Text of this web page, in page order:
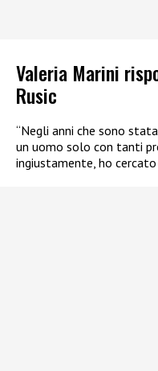
Valeria Marini
Rusic
“Negli anni che sono
un uomo solo con tanti
ingiustamente, ho